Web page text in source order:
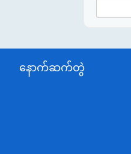
နောက်ဆက်တွဲ